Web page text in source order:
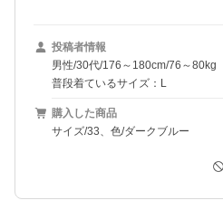
投稿者情報
男性/30代/176～180cm/76～80kg
普段着ているサイズ：L
購入した商品
サイズ/33、色/ダークブルー